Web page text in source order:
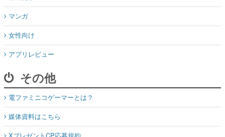
マンガ
女性向け
アプリレビュー
その他
電ファミニコゲーマーとは？
媒体資料はこちら
XプレゼントCP応募規約